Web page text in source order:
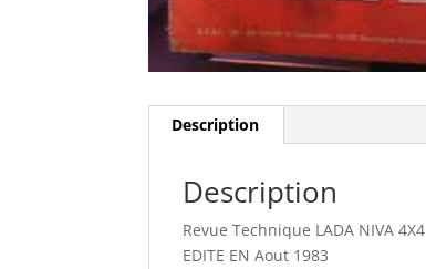
Description
Description
Revue Technique LADA NIVA 4X4
EDITE EN Aout 1983